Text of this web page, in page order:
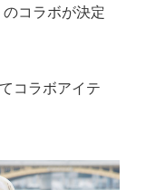
コラボが決定
コラボアイテ